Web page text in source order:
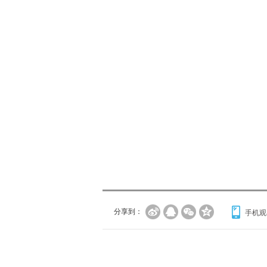
分享到： 手机